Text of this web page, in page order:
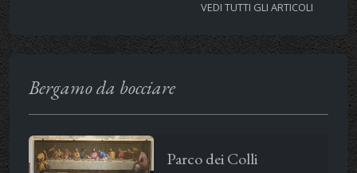
VEDI TUTTI GLI ARTICOLI
Bergamo da bocciare
Parco dei Colli